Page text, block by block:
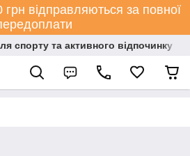
відправляються за повної
спорту та активного відпочинку